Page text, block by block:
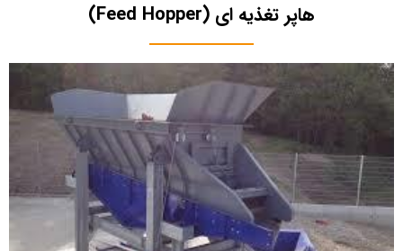
هاپر تغذیه ای (Feed Hopper)